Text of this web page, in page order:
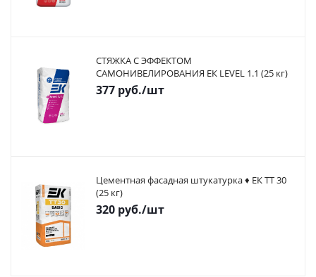
СТЯЖКА С ЭФФЕКТОМ
САМОНИВЕЛИРОВАНИЯ ЕК LEVEL 1.1 (25 кг)
377 руб./шт
Цементная фасадная штукатурка ♦ ЕК ТТ 30
(25 кг)
320 руб./шт